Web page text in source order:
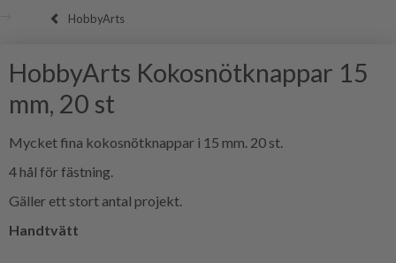
HobbyArts
HobbyArts Kokosnötknappar 15
mm, 20 st
Mycket fina kokosnötknappar i 15 mm. 20 st.
4 hål för fästning.
Gäller ett stort antal projekt.
Handtvätt